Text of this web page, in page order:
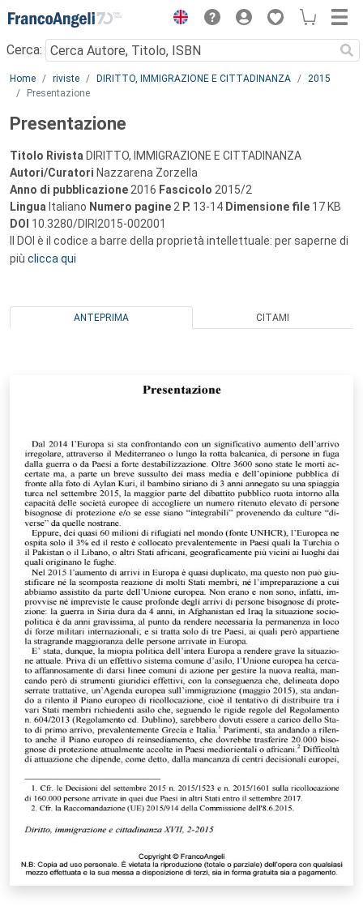
Menu
Cerca:
Main content
Home riviste DIRITTO, IMMIGRAZIONE E CITTADINANZA
2015
Presentazione
Presentazione
Titolo Rivista DIRITTO, IMMIGRAZIONE E CITTADINANZA
Autori/Curatori Nazzarena Zorzella
Anno di pubblicazione 2016 Fascicolo 2015/2
Lingua Italiano Numero pagine 2 P. 13-14 Dimensione file 17 KB
DOI 10.3280/DIRI2015-002001
Il DOI è il codice a barre della proprietà intellettuale: per saperne di
più clicca qui
ANTEPRIMA CITAMI